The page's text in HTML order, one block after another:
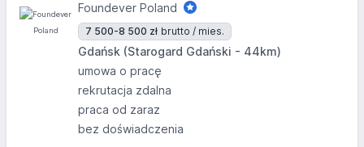
Foundever Poland
7 500-8 500 zł brutto / mies.
Gdańsk (Starogard Gdański - 44km)
umowa o pracę
rekrutacja zdalna
praca od zaraz
bez doświadczenia